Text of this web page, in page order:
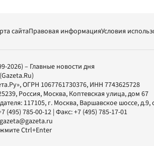
сайтаПравовая информацияУсловия
2026) – Главные новости дня
(Gazeta.Ru)
, ОГРН 1067761730376, ИНН 7743625728
Россия, Москва, Коптевская улица, дом 67
117105, г. Москва, Варшавское шоссе, д.9,
(495) 785-00-12 | Факс:+7 (495) 785-17-01
gazeta@gazeta.ru
Ctrl+Enter